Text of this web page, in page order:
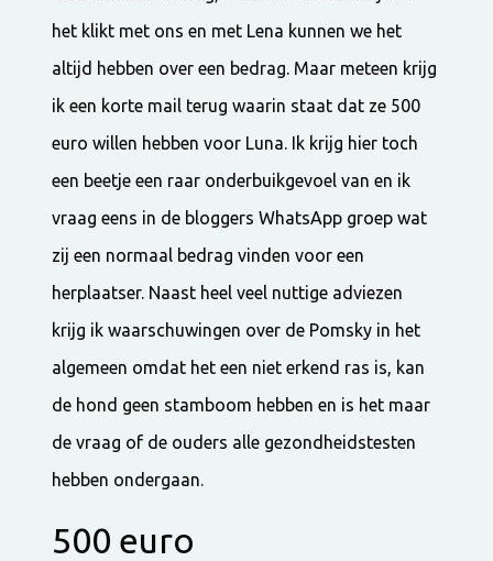
het klikt met ons en met Lena kunnen we het
altijd hebben over een bedrag. Maar meteen krijg
ik een korte mail terug waarin staat dat ze 500
euro willen hebben voor Luna. Ik krijg hier toch
een beetje een raar onderbuikgevoel van en ik
vraag eens in de bloggers WhatsApp groep wat
zij een normaal bedrag vinden voor een
herplaatser. Naast heel veel nuttige adviezen
krijg ik waarschuwingen over de Pomsky in het
algemeen omdat het een niet erkend ras is, kan
de hond geen stamboom hebben en is het maar
de vraag of de ouders alle gezondheidstesten
hebben ondergaan.
500 euro